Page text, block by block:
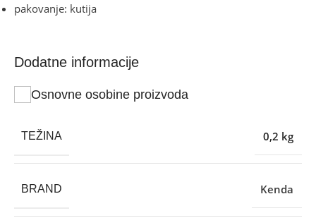
pakovanje: kutija
Dodatne informacije
Osnovne osobine proizvoda
TEŽINA 0,2 kg
BRAND Kenda